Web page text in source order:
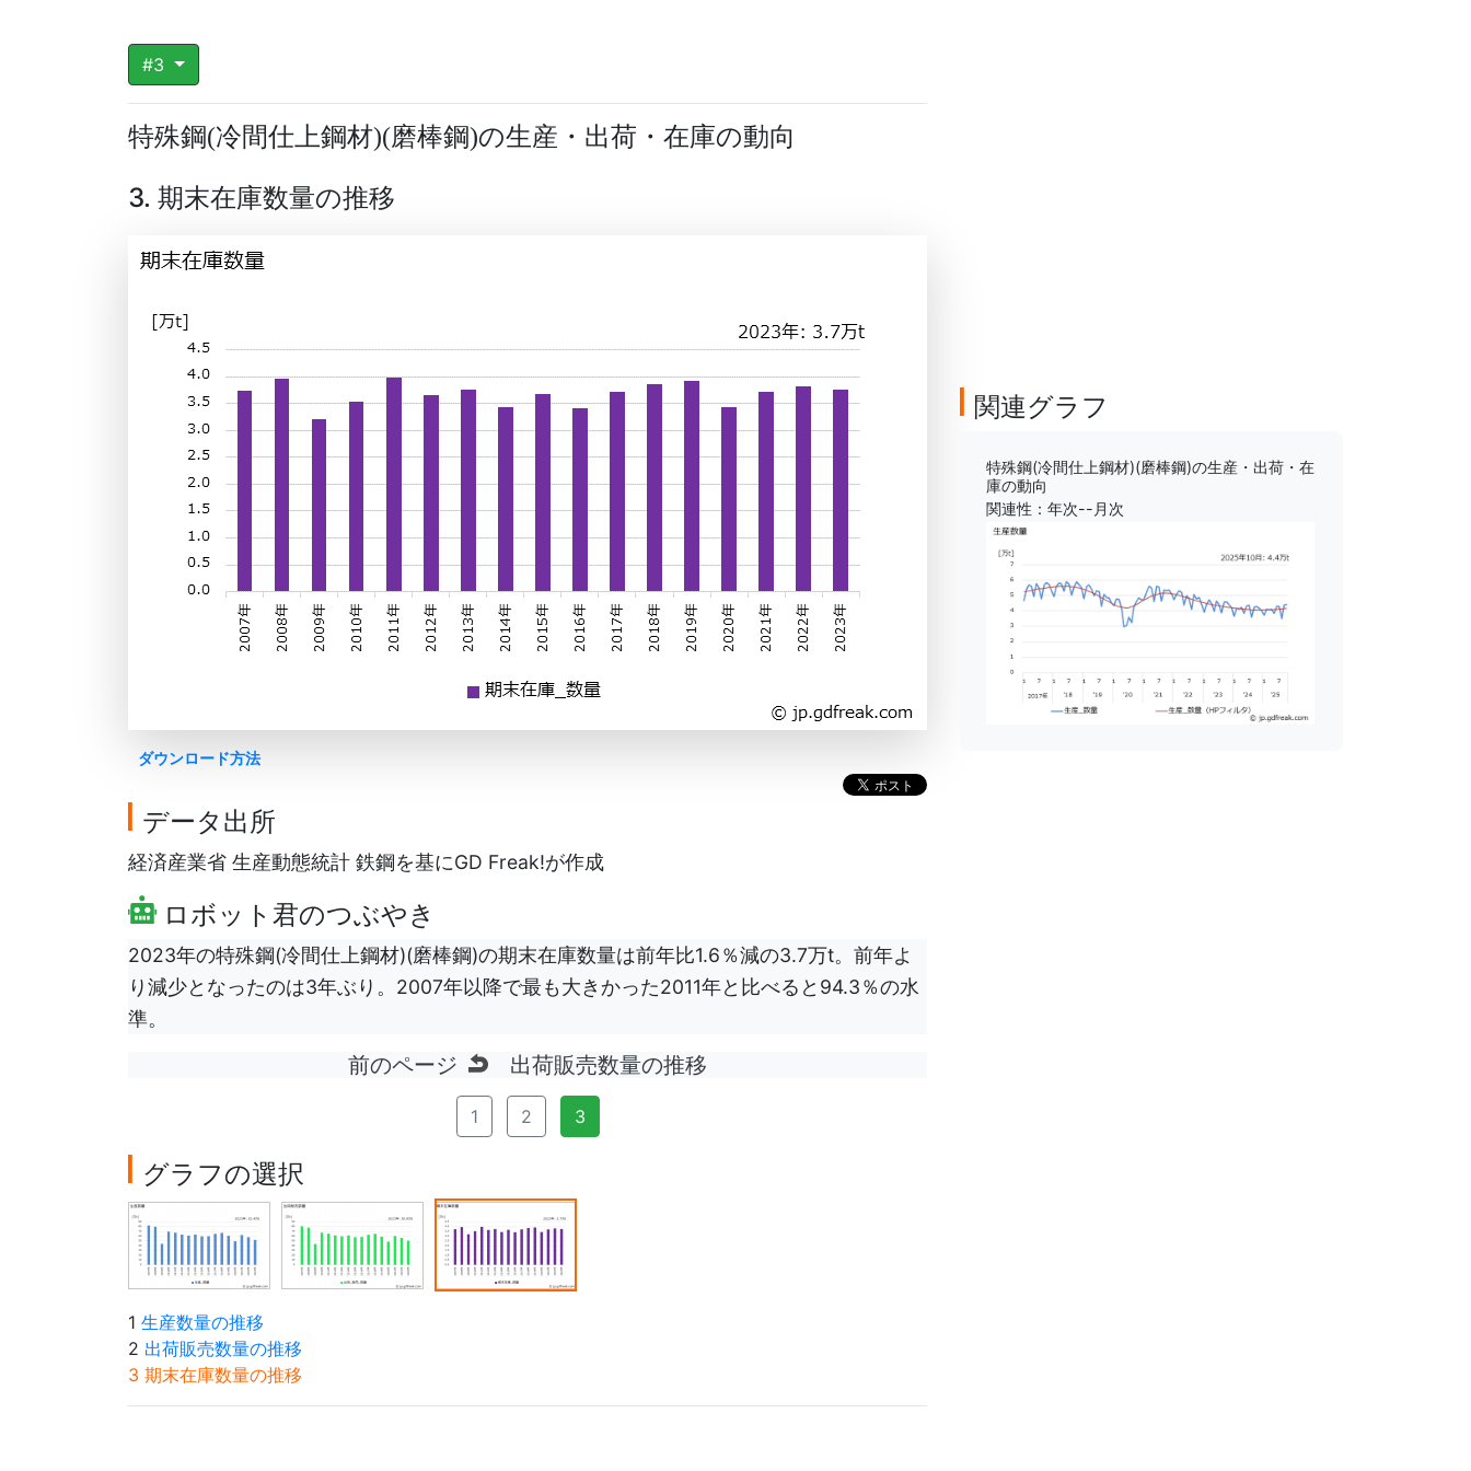
#3
特殊鋼(冷間仕上鋼材)(磨棒鋼)の生産・出荷・在庫の動向
3. 期末在庫数量の推移
ダウンロード方法
データ出所
経済産業省 生産動態統計 鉄鋼を基にGD Freak!が作成
ロボット君のつぶやき
2023年の特殊鋼(冷間仕上鋼材)(磨棒鋼)の期末在庫数量は前年比1.6％減の3.7万t。前年よ
り減少となったのは3年ぶり。2007年以降で最も大きかった2011年と比べると94.3％の水
準。
前のページ 出荷販売数量の推移
1 2 3
グラフの選択
1 生産数量の推移
2 出荷販売数量の推移
3 期末在庫数量の推移
関連グラフ
特殊鋼(冷間仕上鋼材)(磨棒鋼)の生産・出荷・在
庫の動向
関連性：年次--月次